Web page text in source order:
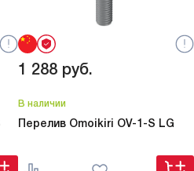
1 288 руб.
В наличии
Перелив Omoikiri OV-1-S LG